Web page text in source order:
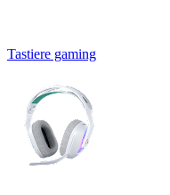
Tastiere gaming